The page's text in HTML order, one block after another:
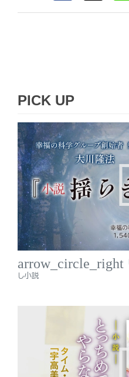
PICK UP
arrow_circle_right
し小説